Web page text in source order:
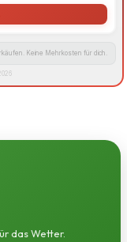
Keine Mehrkosten für dich.
das Wetter.